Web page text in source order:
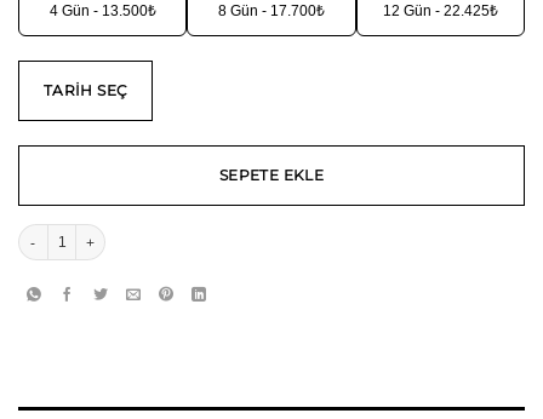
4 Gün - 13.500₺ 8 Gün - 17.700₺ 12 Gün - 22.425₺
TARIH SEÇ
SEPETE EKLE
Sole Mini Saten Etek ve İnci İşleme Korse adet